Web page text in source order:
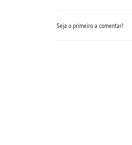
Seja o primeiro a comentar!